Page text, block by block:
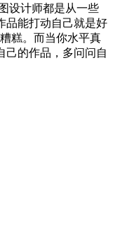
设计师都是从一些
品能打动自己就是好
糕。而当你水平真
己的作品，多问问自